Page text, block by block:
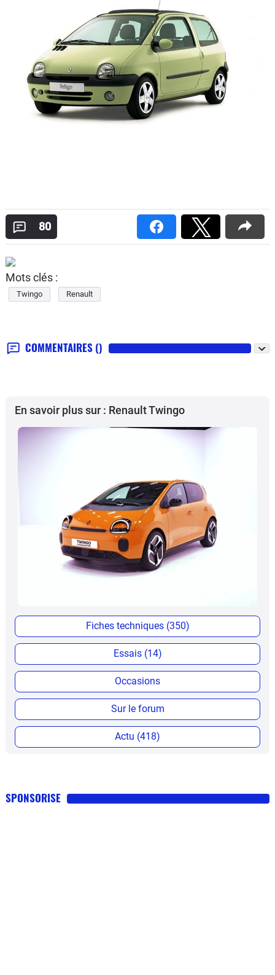
80
Mots clés :
Twingo Renault
COMMENTAIRES ()
En savoir plus sur : Renault Twingo
Fiches techniques (350)
Essais (14)
Occasions
Sur le forum
Actu (418)
SPONSORISE